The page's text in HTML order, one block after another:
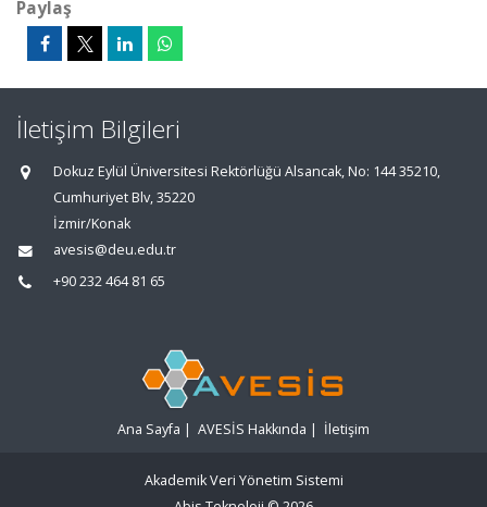
Paylaş
İletişim Bilgileri
Dokuz Eylül Üniversitesi Rektörlüğü Alsancak, No: 144 35210,
Cumhuriyet Blv, 35220
İzmir/Konak
avesis@deu.edu.tr
+90 232 464 81 65
Ana Sayfa | AVESİS Hakkında | İletişim
Akademik Veri Yönetim Sistemi